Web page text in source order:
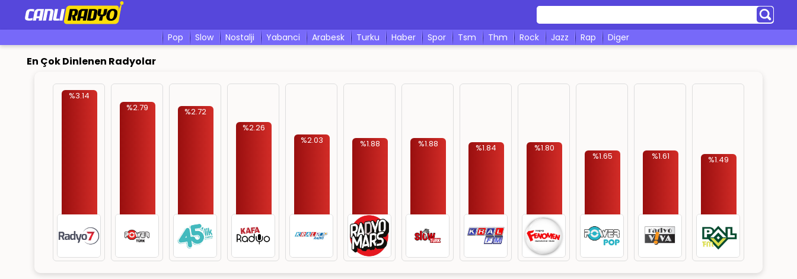
pop slow nostalji yabanci arabesk turku haber spor tsm thm rock jazz rap diger
En Çok Dinlenen Radyolar
%3.14
%2.79
%2.72
%2.26
%2.03
%1.88 %1.88 %1.84 %1.80
%1.65 %1.61 %1.49